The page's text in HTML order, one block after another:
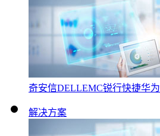
奇安信DELLEMC锐行快捷华为
解决方案